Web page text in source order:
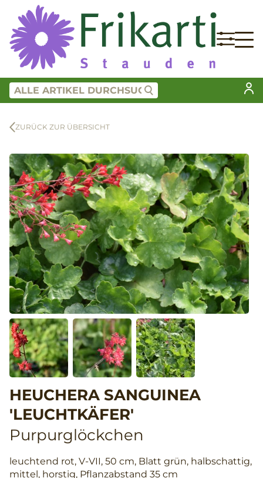
ZURÜCK ZUR ÜBERSICHT
HEUCHERA SANGUINEA
'LEUCHTKÄFER'
Purpurglöckchen
leuchtend rot, V-VII, 50 cm, Blatt grün, halbschattig,
mittel, horstig, Pflanzabstand 35 cm